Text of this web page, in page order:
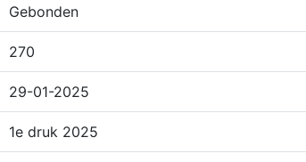
Gebonden
270
29-01-2025
1e druk 2025